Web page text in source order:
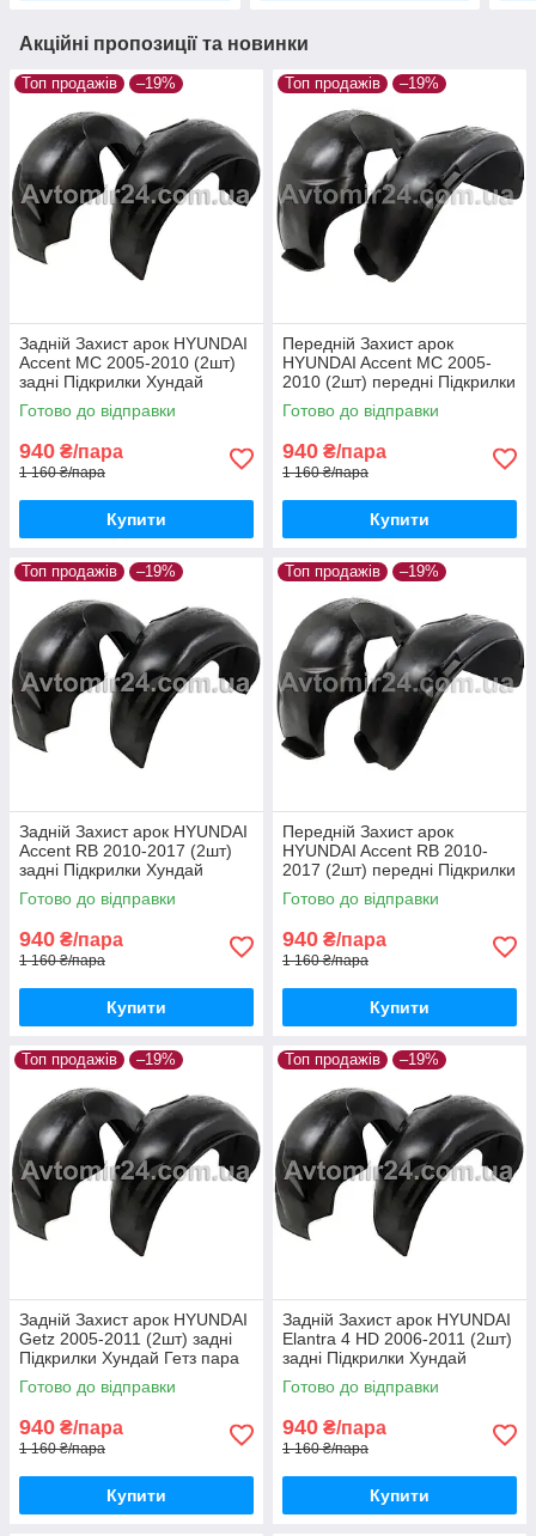
Акційні пропозиції та новинки
Топ продажів –19%
Задній Захист арок HYUNDAI
Accent MC 2005-2010 (2шт)
задні Підкрилки Хундай
Акцент МС пара задніх
Готово до відправки
940 ₴/пара
1 160 ₴/пара
Купити
Топ продажів –19%
Передній Захист арок
HYUNDAI Accent MC 2005-
2010 (2шт) передні Підкрилки
Хюндай Аксент МС пара
передніх
Готово до відправки
940 ₴/пара
1 160 ₴/пара
Купити
Топ продажів –19%
Задній Захист арок HYUNDAI
Accent RB 2010-2017 (2шт)
задні Підкрилки Хундай
Акцент РБ пара задніх
Готово до відправки
940 ₴/пара
1 160 ₴/пара
Купити
Топ продажів –19%
Передній Захист арок
HYUNDAI Accent RB 2010-
2017 (2шт) передні Підкрилки
Хюндай Аксент РБ пара
передніх
Готово до відправки
940 ₴/пара
1 160 ₴/пара
Купити
Топ продажів –19%
Задній Захист арок HYUNDAI
Getz 2005-2011 (2шт) задні
Підкрилки Хундай Гетз пара
задніх
Готово до відправки
940 ₴/пара
1 160 ₴/пара
Купити
Топ продажів –19%
Задній Захист арок HYUNDAI
Elantra 4 HD 2006-2011 (2шт)
задні Підкрилки Хундай
Елантра 4 НД пара задніх
Готово до відправки
940 ₴/пара
1 160 ₴/пара
Купити